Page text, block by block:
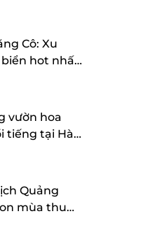
Cô: Xu
hot nhất
vườn hoa
tiếng tại Hà
Quảng
mùa thu